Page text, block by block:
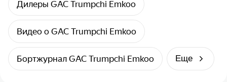
Дилеры GAC Trumpchi Emkoo
Видео о GAC Trumpchi Emkoo
Бортжурнал GAC Trumpchi Emkoo Еще